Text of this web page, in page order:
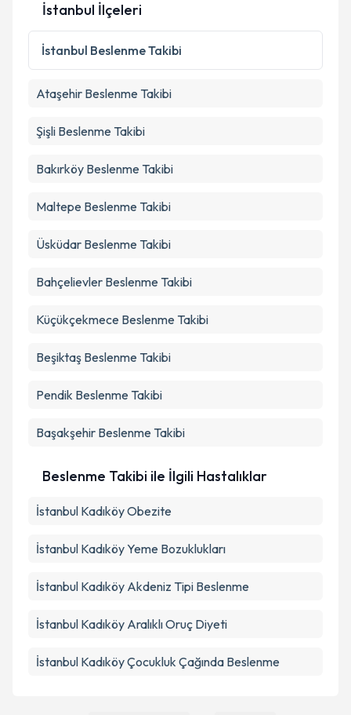
Kişisel verilerimin işlenmesine ilişkinAydınlatma
Metni
'ni okudum ve kişisel verilerimin belirtilen
kapsamda işlenmesini kabul ediyorum.
İstanbul İlçeleri
İstanbul Beslenme Takibi
Ataşehir Beslenme Takibi
Şişli Beslenme Takibi
Bakırköy Beslenme Takibi
Maltepe Beslenme Takibi
Üsküdar Beslenme Takibi
Bahçelievler Beslenme Takibi
Küçükçekmece Beslenme Takibi
Beşiktaş Beslenme Takibi
Pendik Beslenme Takibi
Başakşehir Beslenme Takibi
Beslenme Takibi ile İlgili Hastalıklar
İstanbul Kadıköy Obezite
İstanbul Kadıköy Yeme Bozuklukları
İstanbul Kadıköy Akdeniz Tipi Beslenme
İstanbul Kadıköy Aralıklı Oruç Diyeti
İstanbul Kadıköy Çocukluk Çağında Beslenme